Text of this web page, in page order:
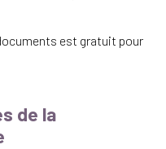
est gratuit pour
de la